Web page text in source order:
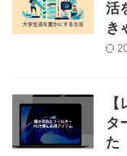
活
き
タ
た